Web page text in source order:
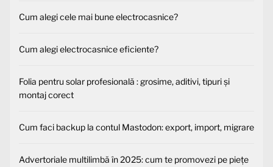
Cum alegi cele mai bune electrocasnice?
Cum alegi electrocasnice eficiente?
Folia pentru solar profesională : grosime, aditivi, tipuri și
montaj corect
Cum faci backup la contul Mastodon: export, import, migrare
Advertoriale multilimbă în 2025: cum te promovezi pe piețe